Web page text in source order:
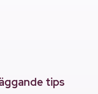
tips